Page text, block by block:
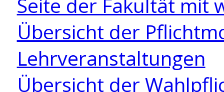
Seite der Fakultät mit
Übersicht der
Lehrveranstaltungen
Übersicht der